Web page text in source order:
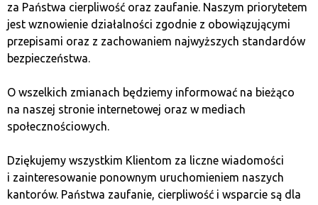
Oprogramowanie
Naszym partnerom zapewniamy oprogramowanie
do realizacji transakcji, które dzięki
szybko, zachowując przy tym najwyższe standardy
bezpieczeństwa, a co najważniejsze –
franczyzobiorcy nie ponoszą ryzyka kursowego.
Najlepsze oferty
za Państwa cierpliwość oraz zaufanie. Naszym priorytetem
jest wznowienie działalności zgodnie z obowiązującymi
przepisami oraz z zachowaniem najwyższych standardów
bezpieczeństwa.
O wszelkich zmianach będziemy informować na bieżąco
na naszej stronie internetowej oraz w mediach
społecznościowych.
Dziękujemy wszystkim Klientom za liczne wiadomości
i zainteresowanie ponownym uruchomieniem naszych
kantorów. Państwa zaufanie, cierpliwość i wsparcie są dla